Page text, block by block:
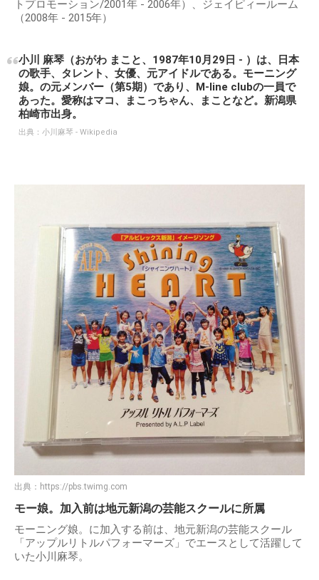
トプロモーション/2001年 - 2006年）、ジェイピィールーム
（2008年 - 2015年）
小川 麻琴（おがわ まこと、1987年10月29日 - ）は、日本
の歌手、タレント、女優、元アイドルである。モーニング
娘。の元メンバー（第5期）であり、M-line clubの一員で
あった。愛称はマコ、まこっちゃん、まことなど。新潟県
柏崎市出身。
出典： 小川麻琴 - Wikipedia
出典： https://pbs.twimg.com
モー娘。加入前は地元新潟の芸能スクールに所属
モーニング娘。に加入する前は、地元新潟の芸能スクール
「アップルリトルパフォーマーズ」でエースとして活躍して
いた小川麻琴。